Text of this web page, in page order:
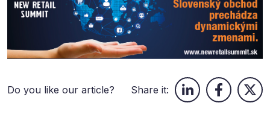
Do you like our article? Share it: